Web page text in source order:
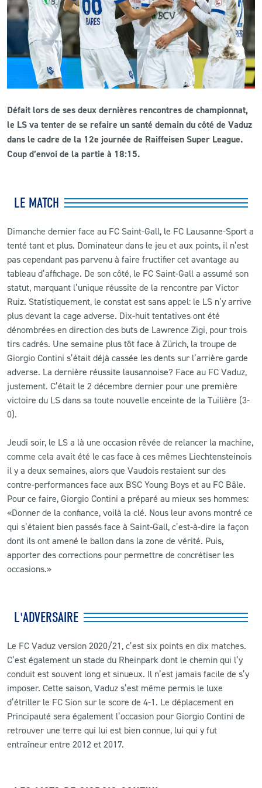
CLUB
CONTACT
ACTUALITÉS
LS E-SHOP
L’APP DU LS
Défait lors de ses deux dernières rencontres de championnat,
le LS va tenter de se refaire un santé demain du côté de Vaduz
dans le cadre de la 12e journée de Raiffeisen Super League.
Coup d’envoi de la partie à 18:15.
LE MATCH
Dimanche dernier face au FC Saint-Gall, le FC Lausanne-Sport a
tenté tant et plus. Dominateur dans le jeu et aux points, il n’est
pas cependant pas parvenu à faire fructifier cet avantage au
tableau d’affichage. De son côté, le FC Saint-Gall a assumé son
statut, marquant l’unique réussite de la rencontre par Victor
Ruiz. Statistiquement, le constat est sans appel: le LS n’y arrive
plus devant la cage adverse. Dix-huit tentatives ont été
dénombrées en direction des buts de Lawrence Zigi, pour trois
tirs cadrés. Une semaine plus tôt face à Zürich, la troupe de
Giorgio Contini s’était déjà cassée les dents sur l’arrière garde
adverse. La dernière réussite lausannoise? Face au FC Vaduz,
justement. C’était le 2 décembre dernier pour une première
victoire du LS dans sa toute nouvelle enceinte de la Tuilière (3-
0).
Jeudi soir, le LS a là une occasion rêvée de relancer la machine,
comme cela avait été le cas face à ces mêmes Liechtensteinois
il y a deux semaines, alors que Vaudois restaient sur des
contre-performances face aux BSC Young Boys et au FC Bâle.
Pour ce faire, Giorgio Contini a préparé au mieux ses hommes:
«Donner de la confiance, voilà la clé. Nous leur avons montré ce
qui s’étaient bien passés face à Saint-Gall, c’est-à-dire la façon
dont ils ont amené le ballon dans la zone de vérité. Puis,
apporter des corrections pour permettre de concrétiser les
occasions.»
L'ADVERSAIRE
Le FC Vaduz version 2020/21, c’est six points en dix matches.
C’est également un stade du Rheinpark dont le chemin qui l’y
conduit est souvent long et sinueux. Il n’est jamais facile de s’y
imposer. Cette saison, Vaduz s’est même permis le luxe
d’étriller le FC Sion sur le score de 4-1. Le déplacement en
Principauté sera également l’occasion pour Giorgio Contini de
retrouver une terre qui lui est bien connue, lui qui y fut
entraîneur entre 2012 et 2017.